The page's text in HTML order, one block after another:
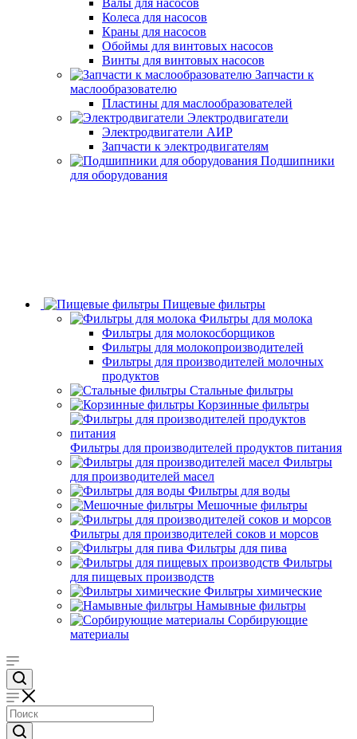
Валы для насосов
Колеса для насосов
Краны для насосов
Обоймы для винтовых насосов
Винты для винтовых насосов
Запчасти к
маслообразователю
Пластины для маслообразователей
Электродвигатели
Электродвигатели АИР
Запчасти к электродвигателям
Подшипники
для оборудования
Пищевые фильтры
Фильтры для молока
Фильтры для молокосборщиков
Фильтры для молокопроизводителей
Фильтры для производителей молочных
продуктов
Стальные фильтры
Корзинные фильтры
Фильтры для производителей продуктов питания
Фильтры
для производителей масел
Фильтры для воды
Мешочные фильтры
Фильтры для производителей соков и морсов
Фильтры для пива
Фильтры
для пищевых производств
Фильтры химические
Намывные фильтры
Сорбирующие
материалы